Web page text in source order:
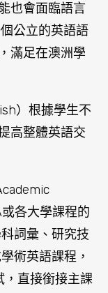
也會面臨語言
公立的英語語
滿足在澳洲學
）根據學生不
高整體英語交
各大學課程的
詞彙、研究技
術英語課程，
，直接銜接主課